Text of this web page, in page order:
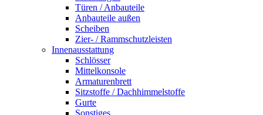
Türen / Anbauteile
Anbauteile außen
Scheiben
Zier- / Rammschutzleisten
Innenausstattung
Schlösser
Mittelkonsole
Armaturenbrett
Sitzstoffe / Dachhimmelstoffe
Gurte
Sonstiges